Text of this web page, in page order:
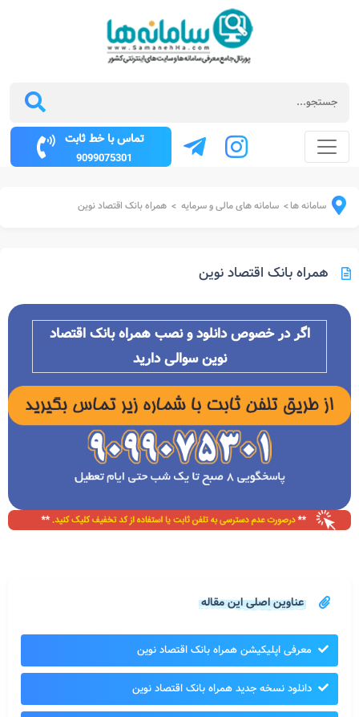
تماس با خط ثابت
9099075301
سامانه ها> سامانه های مالی و سرمایه > همراه بانک اقتصاد نوین
همراه بانک اقتصاد نوین
اگر در خصوص دانلود و نصب همراه بانک اقتصاد
نوین سوالی دارید
عناوین اصلی این مقاله
معرفی اپلیکیشن همراه بانک اقتصاد نوین
دانلود نسخه جدید همراه بانک اقتصاد نوین